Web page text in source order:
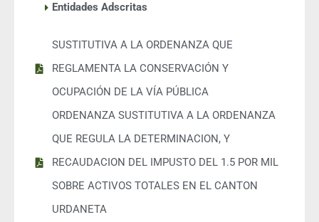
Entidades Adscritas
SUSTITUTIVA A LA ORDENANZA QUE
REGLAMENTA LA CONSERVACIÓN Y
OCUPACIÓN DE LA VÍA PÚBLICA
ORDENANZA SUSTITUTIVA A LA ORDENANZA
QUE REGULA LA DETERMINACION, Y
RECAUDACION DEL IMPUSTO DEL 1.5 POR MIL
SOBRE ACTIVOS TOTALES EN EL CANTON
URDANETA